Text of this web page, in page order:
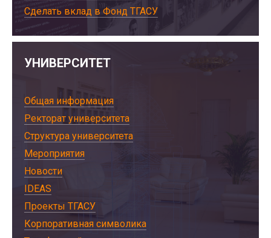
Сделать вклад в Фонд ТГАСУ
УНИВЕРСИТЕТ
Общая информация
Ректорат университета
Структура университета
Мероприятия
Новости
IDEAS
Проекты ТГАСУ
Корпоративная символика